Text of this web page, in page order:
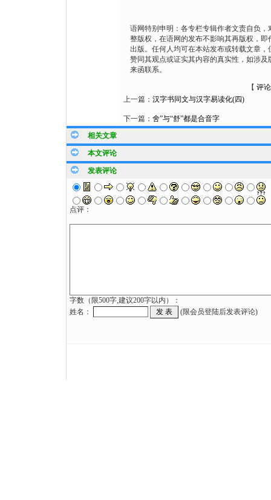
语网特别申明：各专栏专辑作者文责自负，
整版权，在语网的发布不影响其再版权，即
出版。任何人均可在本站发布或转载文章，
赞同其观点或证实其内容的真实性，如涉及
来函联系。
【 评论
上一篇： 汉字书同文与汉字易读化(四)
下一篇： 舍”与“舒”都是合音字
相关文章
本文评论
发表评论
点评：
字数（限500字,建议200字以内）：
姓名：
(限会员登陆后发表评论)